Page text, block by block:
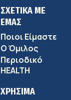
ΣΧΕΤΙΚΑ ΜΕ
ΕΜΑΣ
Ποιοι Είμαστε
Ο Όμιλος
Περιοδικό
HEALTH
ΧΡΗΣΙΜΑ